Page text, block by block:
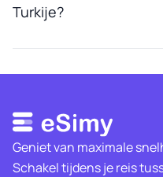
Turkije?
Geniet van maximale
Schakel tijdens je reis